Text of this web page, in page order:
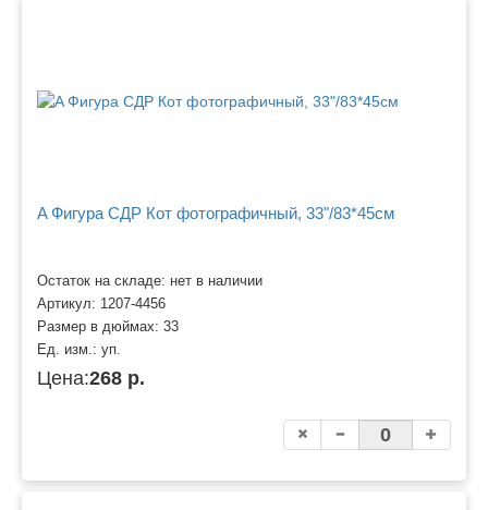
A Фигура СДР Кот фотографичный, 33"/83*45см
Остаток на складе: нет в наличии
Артикул: 1207-4456
Размер в дюймах: 33
Ед. изм.: уп.
Цена:268 р.